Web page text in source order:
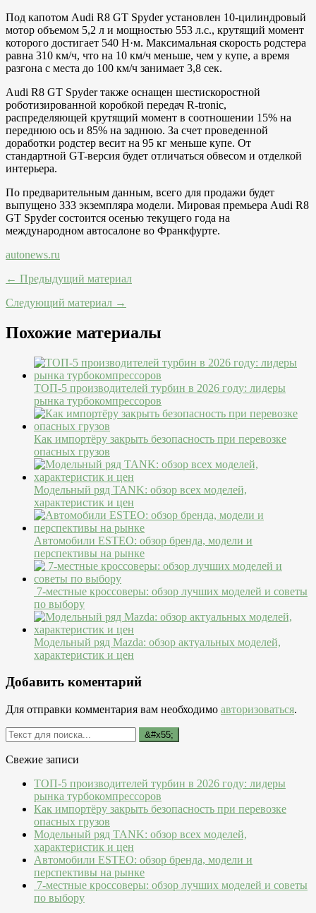
Под капотом Audi R8 GT Spyder установлен 10-цилиндровый
мотор объемом 5,2 л и мощностью 553 л.с., крутящий момент
которого достигает 540 Н·м. Максимальная скорость родстера
равна 310 км/ч, что на 10 км/ч меньше, чем у купе, а время
разгона с места до 100 км/ч занимает 3,8 сек.
Audi R8 GT Spyder также оснащен шестискоростной
роботизированной коробкой передач R-tronic,
распределяющей крутящий момент в соотношении 15% на
переднюю ось и 85% на заднюю. За счет проведенной
доработки родстер весит на 95 кг меньше купе. От
стандартной GT-версия будет отличаться обвесом и отделкой
интерьера.
По предварительным данным, всего для продажи будет
выпущено 333 экземпляра модели. Мировая премьера Audi R8
GT Spyder состоится осенью текущего года на
международном автосалоне во Франкфурте.
autonews.ru
← Предыдущий материал
Следующий материал →
Похожие материалы
ТОП-5 производителей турбин в 2026 году: лидеры
рынка турбокомпрессоров
Как импортёру закрыть безопасность при перевозке
опасных грузов
Модельный ряд TANK: обзор всех моделей,
характеристик и цен
Автомобили ESTEO: обзор бренда, модели и
перспективы на рынке
7-местные кроссоверы: обзор лучших моделей и советы
по выбору
Модельный ряд Mazda: обзор актуальных моделей,
характеристик и цен
Добавить коментарий
Для отправки комментария вам необходимо авторизоваться.
Свежие записи
ТОП-5 производителей турбин в 2026 году: лидеры
рынка турбокомпрессоров
Как импортёру закрыть безопасность при перевозке
опасных грузов
Модельный ряд TANK: обзор всех моделей,
характеристик и цен
Автомобили ESTEO: обзор бренда, модели и
перспективы на рынке
7-местные кроссоверы: обзор лучших моделей и советы
по выбору